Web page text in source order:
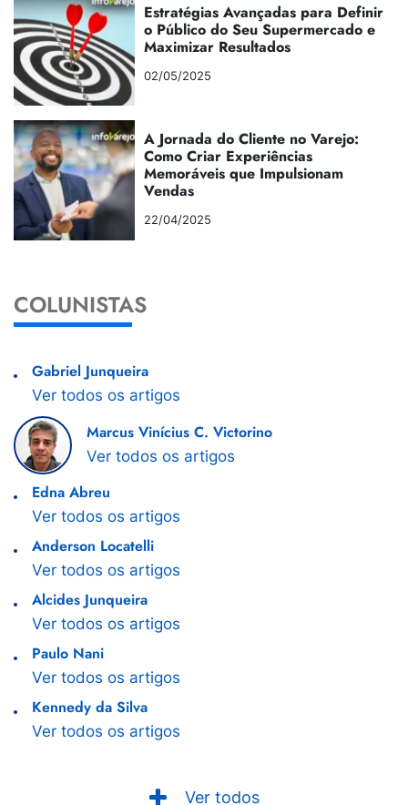
Estratégias Avançadas para Definir
o Público do Seu Supermercado e
Maximizar Resultados
02/05/2025
A Jornada do Cliente no Varejo:
Como Criar Experiências
Memoráveis que Impulsionam
Vendas
22/04/2025
COLUNISTAS
Gabriel Junqueira
Ver todos os artigos
Marcus Vinícius C. Victorino
Ver todos os artigos
Edna Abreu
Ver todos os artigos
Anderson Locatelli
Ver todos os artigos
Alcides Junqueira
Ver todos os artigos
Paulo Nani
Ver todos os artigos
Kennedy da Silva
Ver todos os artigos
Ver todos